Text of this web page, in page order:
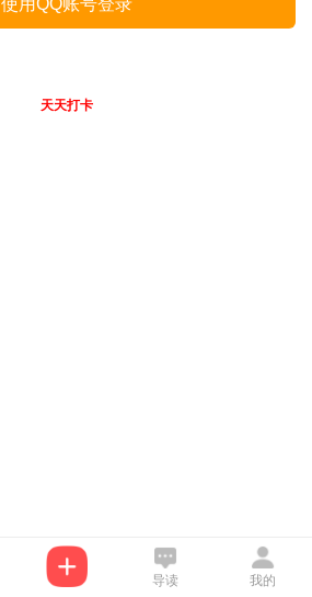
使用QQ账号登录
天天打卡
导读 我的